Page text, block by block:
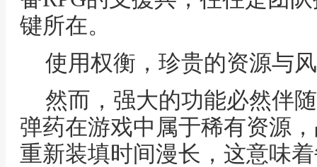
键所在。
使用权衡，珍贵的资源与
然而，强大的功能必然伴
弹药在游戏中属于稀有资源
重新装填时间漫长，这意味